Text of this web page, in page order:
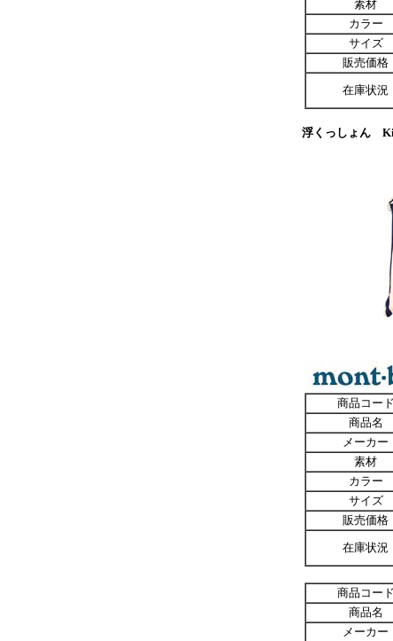
素材
カラー
サイズ
販売価格
在庫状況
浮くっしょん
商品コード
商品名
メーカー
素材
カラー
サイズ
販売価格
在庫状況
商品コード
商品名
メーカー